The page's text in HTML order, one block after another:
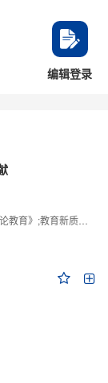
编辑登录
质生产力;教育人工智能